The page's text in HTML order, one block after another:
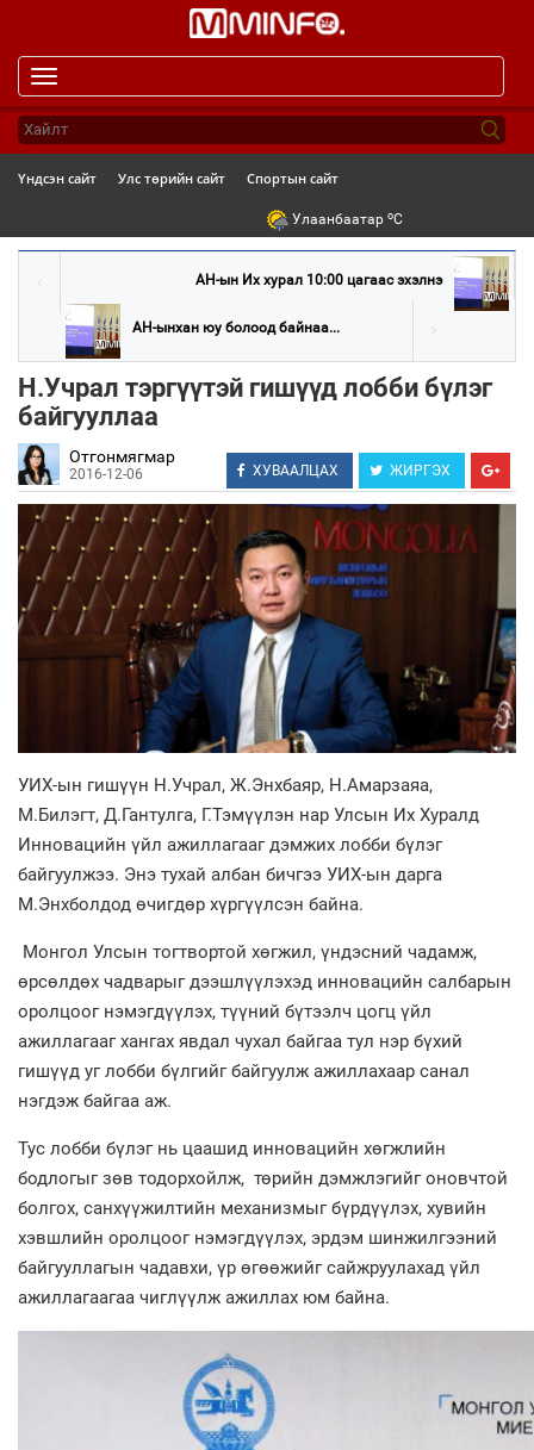
navigation
Үндсэн сайт Улс төрийн сайт Спортын сайт
Улаанбаатар oC
АН-ын Их хурал 10:00 цагаас эхэлнэ
АН-ынхан юу болоод байнаа...
Н.Учрал тэргүүтэй гишүүд лобби бүлэг
байгууллаа
Отгонмягмар
2016-12-06 ХУВААЛЦАХ ЖИРГЭХ
УИХ-ын гишүүн Н.Учрал, Ж.Энхбаяр, Н.Амарзаяа,
М.Билэгт, Д.Гантулга, Г.Тэмүүлэн нар Улсын Их Хуралд
Инновацийн үйл ажиллагааг дэмжих лобби бүлэг
байгуулжээ. Энэ тухай албан бичгээ УИХ-ын дарга
М.Энхболдод өчигдөр хүргүүлсэн байна.
Монгол Улсын тогтвортой хөгжил, үндэсний чадамж,
өрсөлдөх чадварыг дээшлүүлэхэд инновацийн салбарын
оролцоог нэмэгдүүлэх, түүний бүтээлч цогц үйл
ажиллагааг хангах явдал чухал байгаа тул нэр бүхий
гишүүд уг лобби бүлгийг байгуулж ажиллахаар санал
нэгдэж байгаа аж.
Тус лобби бүлэг нь цаашид инновацийн хөгжлийн
бодлогыг зөв тодорхойлж, төрийн дэмжлэгийг оновчтой
болгох, санхүүжилтийн механизмыг бүрдүүлэх, хувийн
хэвшлийн оролцоог нэмэгдүүлэх, эрдэм шинжилгээний
байгууллагын чадавхи, үр өгөөжийг сайжруулахад үйл
ажиллагаагаа чиглүүлж ажиллах юм байна.